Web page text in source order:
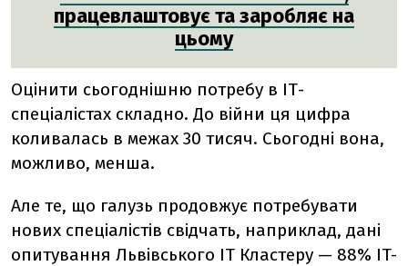
працевлаштовує та заробляє на
цьому
Оцінити сьогоднішню потребу в ІТ-
спеціалістах складно. До війни ця цифра
коливалась в межах 30 тисяч. Сьогодні вона,
можливо, менша.
Але те, що галузь продовжує потребувати
нових спеціалістів свідчать, наприклад, дані
опитування Львівського ІТ Кластеру — 88% IT-